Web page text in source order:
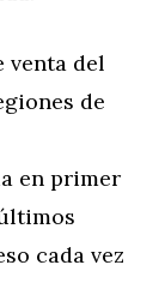
venta del
de
en primer
cada vez